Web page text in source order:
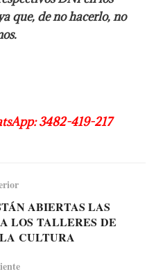
que, de no hacerlo, no
3482-419-217
ABIERTAS LAS
LOS TALLERES DE
CULTURA